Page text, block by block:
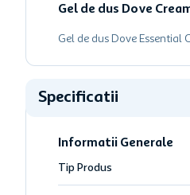
Gel de dus Dove
Gel de dus Dove
Specificatii
Informatii Generale
Tip Produs